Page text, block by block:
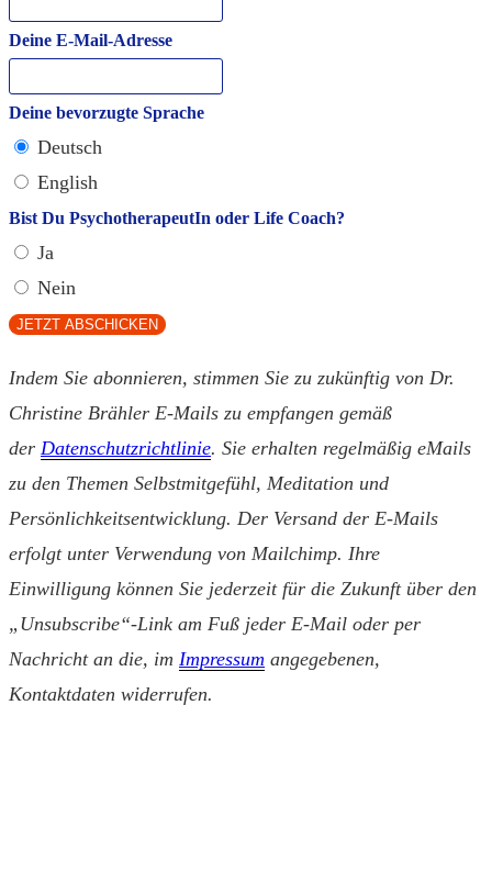
Deine E-Mail-Adresse
Deine bevorzugte Sprache
Deutsch
English
Bist Du PsychotherapeutIn oder Life Coach?
Ja
Nein
JETZT ABSCHICKEN
Indem Sie abonnieren, stimmen Sie zu zukünftig von Dr.
Christine Brähler E-Mails zu empfangen gemäß
der Datenschutzrichtlinie. Sie erhalten regelmäßig eMails
zu den Themen Selbstmitgefühl, Meditation und
Persönlichkeitsentwicklung. Der Versand der E-Mails
erfolgt unter Verwendung von Mailchimp. Ihre
Einwilligung können Sie jederzeit für die Zukunft über den
„Unsubscribe“-Link am Fuß jeder E-Mail oder per
Nachricht an die, im Impressum angegebenen,
Kontaktdaten widerrufen.